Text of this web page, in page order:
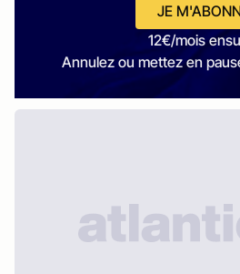
JE
12€/mois
Annulez ou mettez en